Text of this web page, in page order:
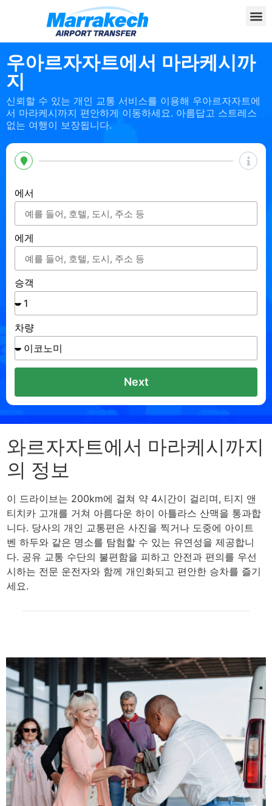
우아르자자트에서 마라케시까
지
신뢰할 수 있는 개인 교통 서비스를 이용해 우아르자자트에
서 마라케시까지 편안하게 이동하세요. 아름답고 스트레스
없는 여행이 보장됩니다.
에서
에게
승객
차량
Next
와르자자트에서 마라케시까지
의 정보
이 드라이브는 200km에 걸쳐 약 4시간이 걸리며, 티지 앤
티치카 고개를 거쳐 아름다운 하이 아틀라스 산맥을 통과합
니다. 당사의 개인 교통편은 사진을 찍거나 도중에 아이트
벤 하두와 같은 명소를 탐험할 수 있는 유연성을 제공합니
다. 공유 교통 수단의 불편함을 피하고 안전과 편의를 우선
시하는 전문 운전자와 함께 개인화되고 편안한 승차를 즐기
세요.